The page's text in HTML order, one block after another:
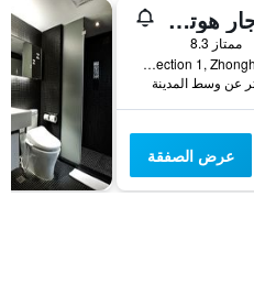
تايسوجار هوتل تايبي
ممتاز 8.3
No. 39, Section 1, Zhonghua Road, مدينة تايبيه, تايوان
عرض الصفقة